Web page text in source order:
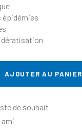
épidémies
AJOUTER AU PANIER
de souhait
ami